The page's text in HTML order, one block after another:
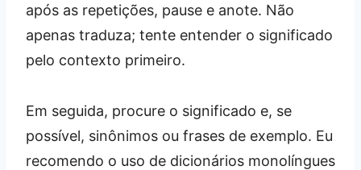
após as repetições, pause e anote. Não
apenas traduza; tente entender o significado
pelo contexto primeiro.
Em seguida, procure o significado e, se
possível, sinônimos ou frases de exemplo. Eu
recomendo o uso de dicionários monolíngues